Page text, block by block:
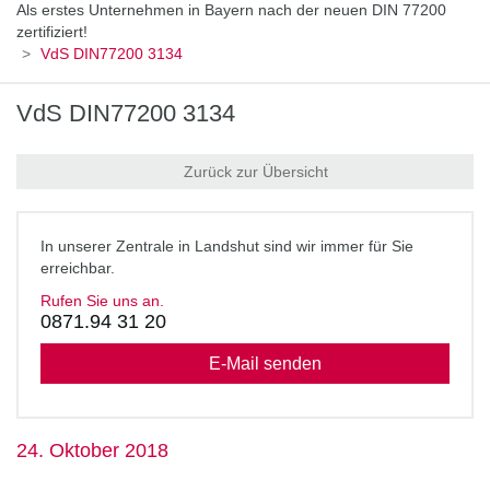
Als erstes Unternehmen in Bayern nach der neuen DIN 77200
zertifiziert!
VdS DIN77200 3134
VdS DIN77200 3134
Zurück zur Übersicht
In unserer Zentrale in Landshut sind wir immer für Sie
erreichbar.
Rufen Sie uns an.
0871.94 31 20
E-Mail senden
24. Oktober 2018